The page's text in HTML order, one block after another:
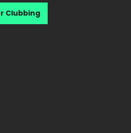
Clubbing